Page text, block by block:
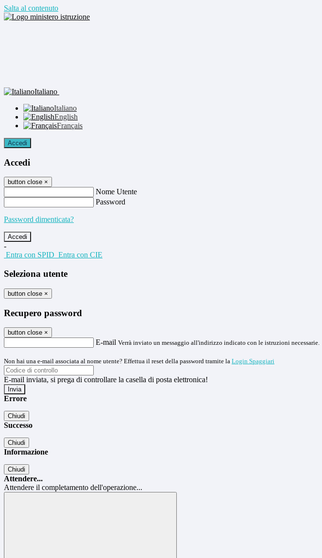
Salta al contenuto
Italiano
Italiano
English
Français
Accedi
Accedi
button close ×
Nome Utente
Password
Password dimenticata?
-
Entra con SPID Entra con CIE
Seleziona utente
button close ×
Recupero password
button close ×
E-mail Verrà inviato un messaggio all'indirizzo indicato con le istruzioni necessarie.
Non hai una e-mail associata al nome utente? Effettua il reset della password tramite la Login Spaggiari
E-mail inviata, si prega di controllare la casella di posta elettronica!
Errore
Chiudi
Successo
Chiudi
Informazione
Chiudi
Attendere...
Attendere il completamento dell'operazione...